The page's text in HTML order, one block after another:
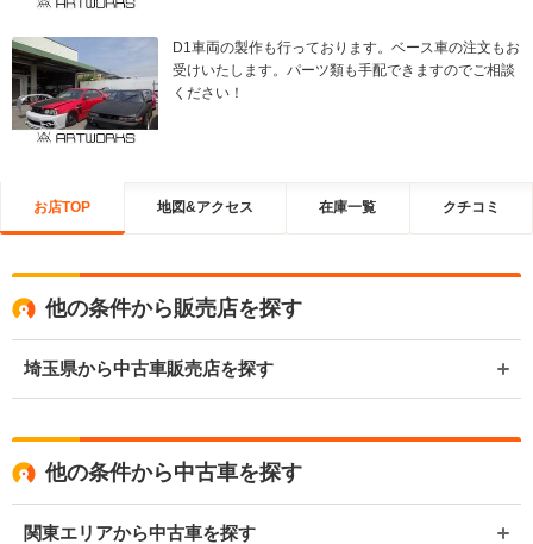
D1車両の製作も行っております。ベース車の注文もお
受けいたします。パーツ類も手配できますのでご相談
ください！
お店TOP 地図&アクセス 在庫一覧 クチコミ
他の条件から販売店を探す
埼玉県から中古車販売店を探す
他の条件から中古車を探す
関東エリアから中古車を探す